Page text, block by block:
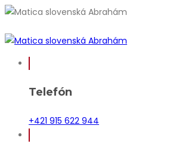
Telefón
+421 915 622 944